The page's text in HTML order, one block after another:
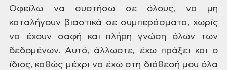
Οφείλω να συστήσω σε όλους, να μη
καταλήγουν βιαστικά σε συμπεράσματα, χωρίς
να έχουνσαφή και πλήρη γνώση όλων των
δεδομένων. Αυτό, άλλωστε, έχω πράξει και ο
ίδιος, καθώς μέχρι να έχω στη διάθεσή μου όλα